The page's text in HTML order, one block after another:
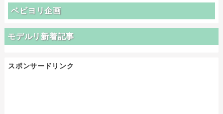
ベビヨリ企画
モデルリ新着記事
スポンサードリンク